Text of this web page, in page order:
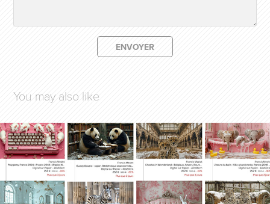
ENVOYER
You may also like
ANIMEX
2026